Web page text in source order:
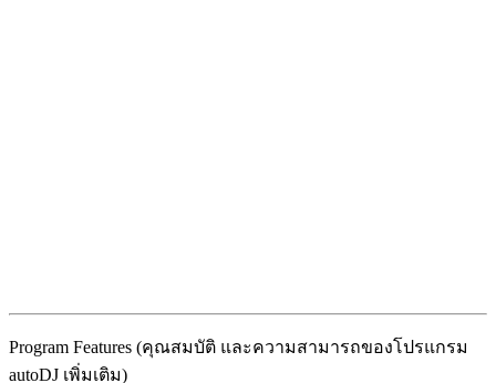
Program Features (คุณสมบัติ และความสามารถของโปรแกรม
autoDJ เพิ่มเติม)